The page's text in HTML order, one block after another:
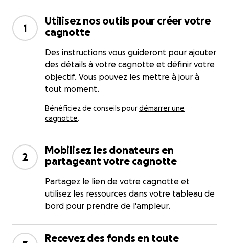
1
Utilisez nos outils pour créer votre
cagnotte
Des instructions vous guideront pour ajouter
des détails à votre cagnotte et définir votre
objectif. Vous pouvez les mettre à jour à
tout moment.
Bénéficiez de conseils pourdémarrer une
cagnotte.
2
Mobilisez les donateurs en
partageant votre cagnotte
Partagez le lien de votre cagnotte et
utilisez les ressources dans votre tableau de
bord pour prendre de l'ampleur.
Recevez des fonds en toute